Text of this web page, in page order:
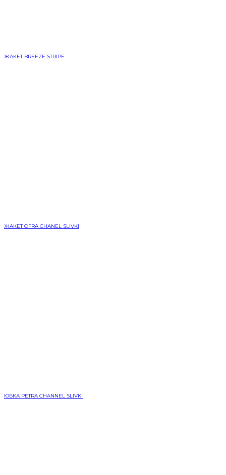
ЖАКЕТ BREEZE STRIPE
ЖАКЕТ OFRA CHANEL SLIVKI
ЮБКА PETRA CHANNEL SLIVKI